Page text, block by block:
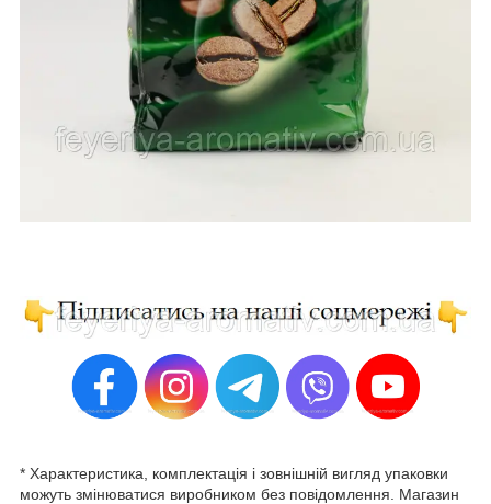
* Характеристика, комплектація і зовнішній вигляд упаковки
можуть змінюватися виробником без повідомлення. Магазин